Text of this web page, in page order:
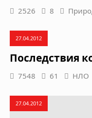
2526 8
27.04.2012
Последствия
7548 61 НЛО
27.04.2012